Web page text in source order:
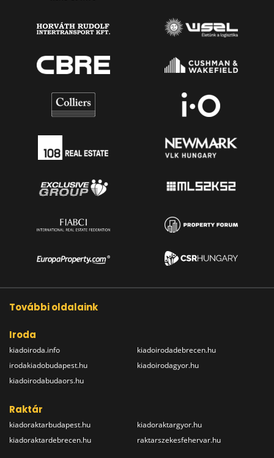
További oldalaink
Iroda
kiadoiroda.info
irodakiadobudapest.hu
kiadoirodabudaors.hu
kiadoirodadebrecen.hu
kiadoirodagyor.hu
Raktár
kiadoraktarbudapest.hu
kiadoraktardebrecen.hu
kiadoraktargyor.hu
raktarszekesfehervar.hu